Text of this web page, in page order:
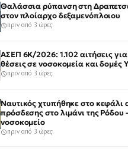
Θαλάσσια ρύπανση στη
στον πλοίαρχο δεξαμενόπλοιου
πριν από 3 ώρες
ΑΣΕΠ 6Κ/2026: 1.102 αιτήσεις για
θέσεις σε νοσοκομεία και δομές
πριν από 3 ώρες
Ναυτικός χτυπήθηκε στο κεφάλι
πρόσδεσης στο λιμάνι της Ρόδου
νοσοκομείο
πριν από 3 ώρες